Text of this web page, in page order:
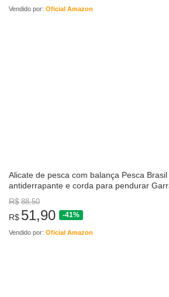
Vendido por: Oficial Amazon
Alicate de pesca com balança Pesca
antiderrapante e corda para pendurar
R$ 88,50
R$ 51,90 -41%
Vendido por: Oficial Amazon